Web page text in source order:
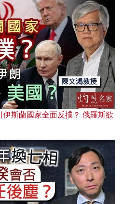
斯蘭國家全面反撲？ 俄羅斯欲